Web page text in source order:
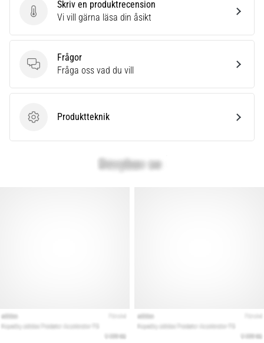
Skriv en produktrecension
Skriv en produktrecension
Vi vill gärna läsa din åsikt
Frågor
Frågor
Fråga oss vad du vill
ProduktteknikProduktteknik